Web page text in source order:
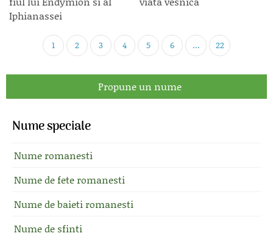
Iphianassei
1 2 3 4 5 6 ... 22
Propune un nume
Nume speciale
Nume romanesti
Nume de fete romanesti
Nume de baieti romanesti
Nume de sfinti